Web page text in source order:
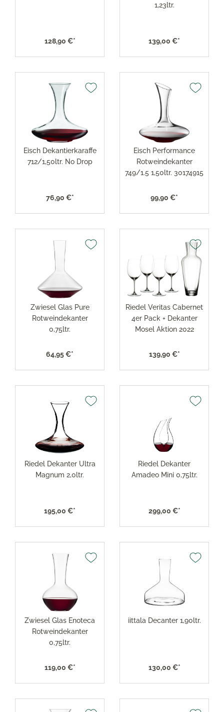
128,90 €*
1,23ltr.
139,00 €*
Eisch Dekantierkaraffe
712/1,50ltr. No Drop
76,90 €*
Eisch Performance
Rotweindekanter
749/1.5 1,50ltr. 30174915
99,90 €*
Zwiesel Glas Pure
Rotweindekanter
0,75ltr.
64,95 €*
Riedel Veritas Cabernet
4er Pack + Dekanter
Mosel Aktion 2022
139,90 €*
Riedel Dekanter Ultra
Magnum 2,0ltr.
195,00 €*
Riedel Dekanter
Amadeo Mini 0,75ltr.
299,00 €*
Zwiesel Glas Enoteca
Rotweindekanter
0,75ltr.
119,00 €*
iittala Decanter 1,90ltr.
130,00 €*